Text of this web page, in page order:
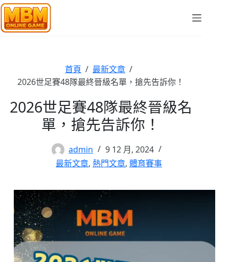
跳
至
主
首頁 / 最新文章 /
2026世足賽48隊最終晉級名單，搶先告訴你！
2026世足賽48隊最終晉級名
單，搶先告訴你！
admin
9 12 月, 2024
最新文章, 熱門文章,體育賽事